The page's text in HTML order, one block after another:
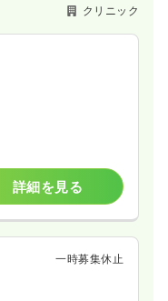
クリニック
詳細を見る
一時募集休止